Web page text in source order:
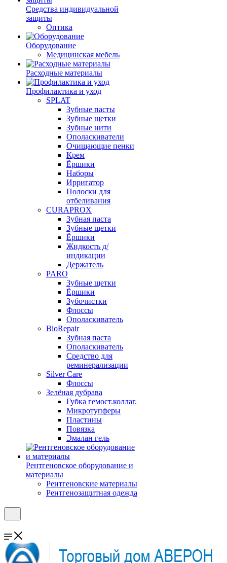
Средства индивидуальной
защиты
Оптика
Оборудование
Медицинская мебель
Расходные материалы
Профилактика и уход
SPLAT
Зубные пасты
Зубные щетки
Зубные нити
Ополаскиватели
Очищающие пенки
Крем
Ёршики
Наборы
Ирригатор
Полоски для
отбеливания
CURAPROX
Зубная паста
Зубные щетки
Ёршики
Жидкость д/
индикации
Держатель
PARO
Зубные щетки
Ёршики
Зубочистки
Флоссы
Ополаскиватель
BioRepair
Зубная паста
Ополаскиватель
Средство для
реминерализации
Silver Care
Флоссы
Зелёная дубрава
Губка гемост.коллаг.
Микротупферы
Пластины
Повязка
Эмалан гель
Рентгеновское оборудование и
материалы
Рентгеновские материалы
Рентгенозащитная одежда